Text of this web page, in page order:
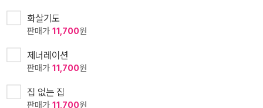
화살기도
판매가 11,700원
제너레이션
판매가 11,700원
집 없는 집
판매가 11,700원